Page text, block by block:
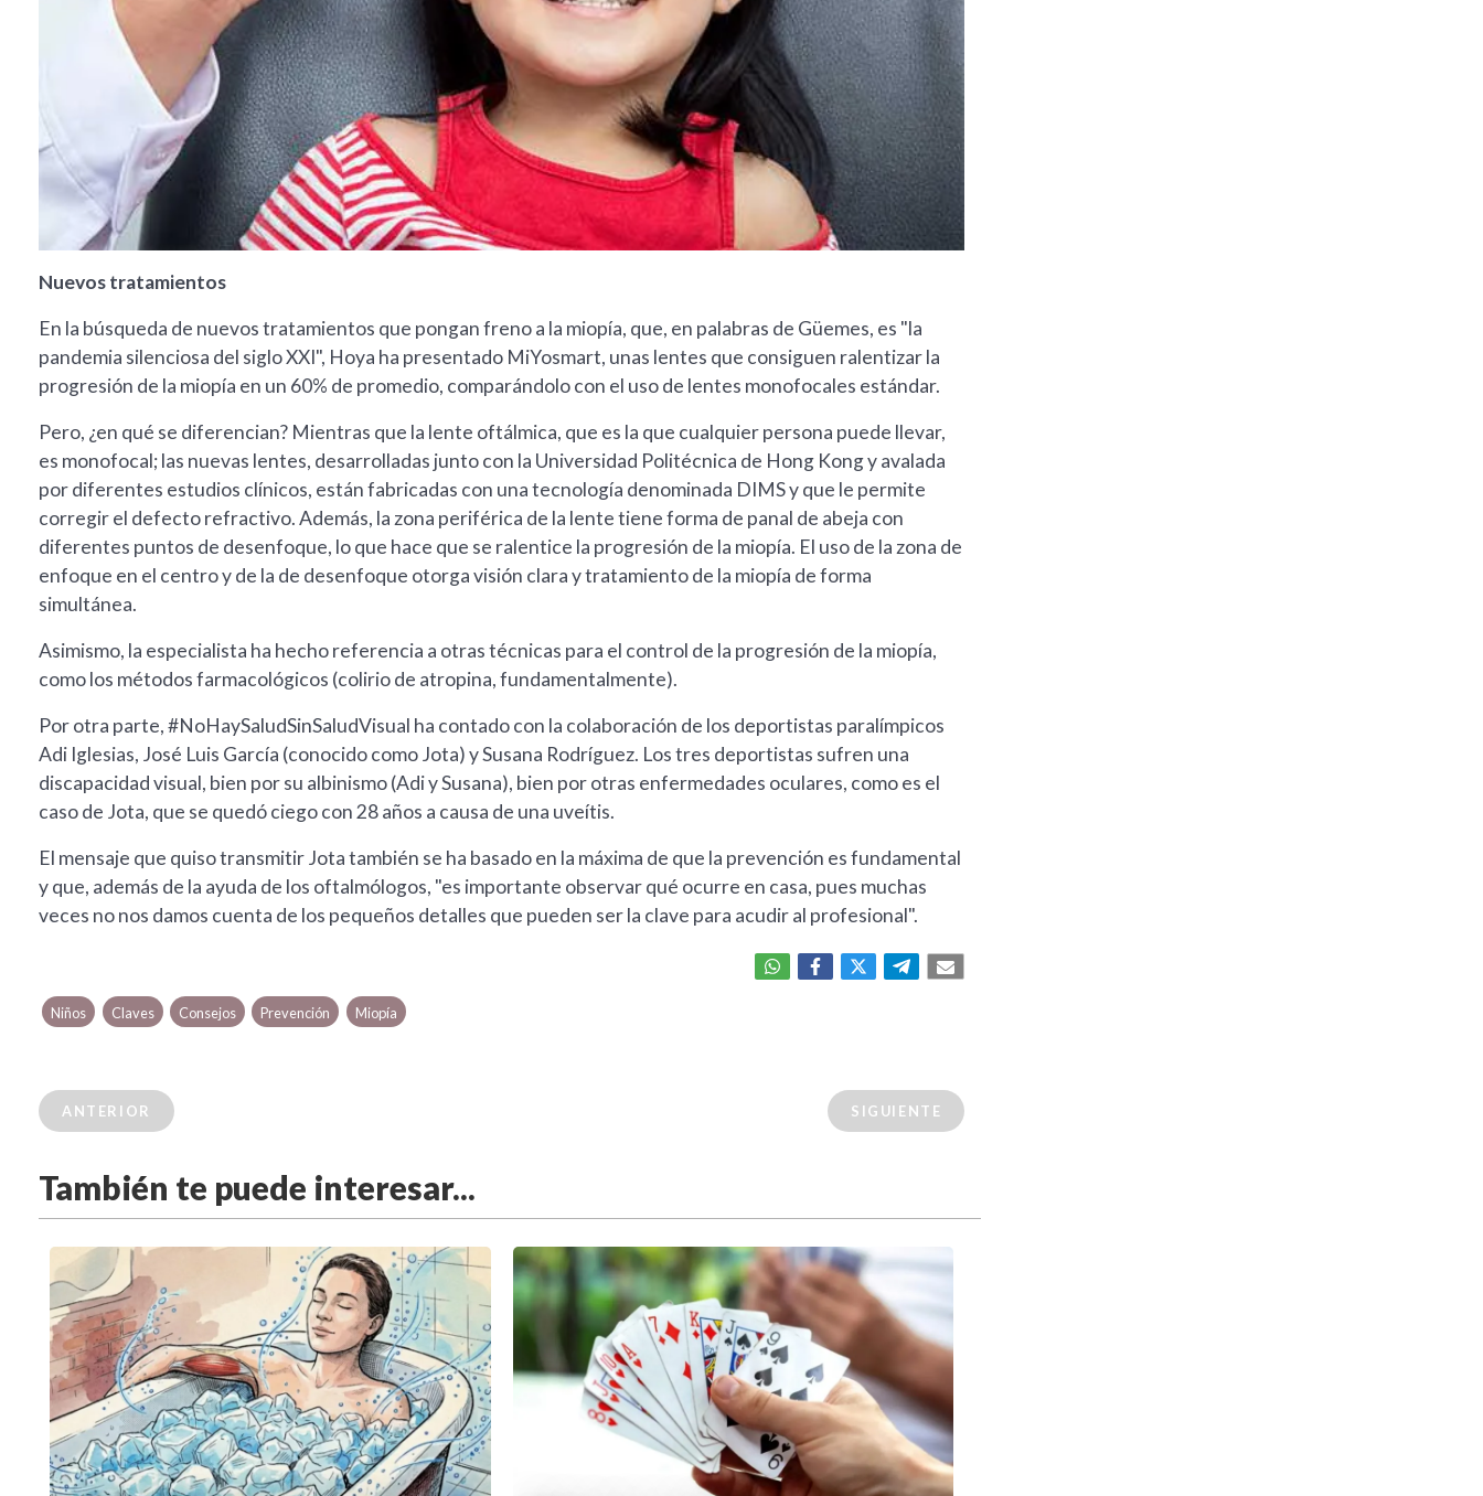
Nuevos tratamientos
En la búsqueda de nuevos tratamientos que pongan freno a la miopía, que, en palabras de Güemes, es "la
pandemia silenciosa del siglo XXI", Hoya ha presentado MiYosmart, unas lentes que consiguen ralentizar la
progresión de la miopía en un 60% de promedio, comparándolo con el uso de lentes monofocales estándar.
Pero, ¿en qué se diferencian? Mientras que la lente oftálmica, que es la que cualquier persona puede llevar,
es monofocal; las nuevas lentes, desarrolladas junto con la Universidad Politécnica de Hong Kong y avalada
por diferentes estudios clínicos, están fabricadas con una tecnología denominada DIMS y que le permite
corregir el defecto refractivo. Además, la zona periférica de la lente tiene forma de panal de abeja con
diferentes puntos de desenfoque, lo que hace que se ralentice la progresión de la miopía. El uso de la zona de
enfoque en el centro y de la de desenfoque otorga visión clara y tratamiento de la miopía de forma
simultánea.
Asimismo, la especialista ha hecho referencia a otras técnicas para el control de la progresión de la miopía,
como los métodos farmacológicos (colirio de atropina, fundamentalmente).
Por otra parte, #NoHaySaludSinSaludVisual ha contado con la colaboración de los deportistas paralímpicos
Adi Iglesias, José Luis García (conocido como Jota) y Susana Rodríguez. Los tres deportistas sufren una
discapacidad visual, bien por su albinismo (Adi y Susana), bien por otras enfermedades oculares, como es el
caso de Jota, que se quedó ciego con 28 años a causa de una uveítis.
El mensaje que quiso transmitir Jota también se ha basado en la máxima de que la prevención es fundamental
y que, además de la ayuda de los oftalmólogos, "es importante observar qué ocurre en casa, pues muchas
veces no nos damos cuenta de los pequeños detalles que pueden ser la clave para acudir al profesional".
Niños Claves Consejos Prevención Miopía
ANTERIOR SIGUIENTE
También te puede interesar...